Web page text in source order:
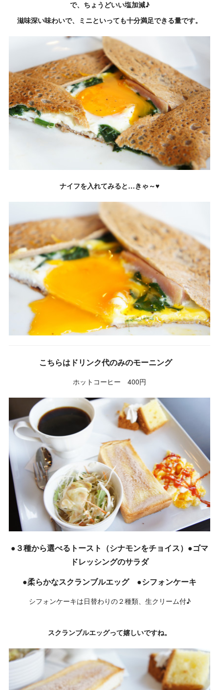
で、ちょうどいい塩加減♪
滋味深い味わいで、ミニといっても十分満足できる量です。
ナイフを入れてみると…きゃ～♥
こちらはドリンク代のみのモーニング
ホットコーヒー 400円
●３種から選べるトースト（シナモンをチョイス）●ゴマ
ドレッシングのサラダ
●柔らかなスクランブルエッグ ●シフォンケーキ
シフォンケーキは日替わりの２種類、生クリーム付♪
スクランブルエッグって嬉しいですね。